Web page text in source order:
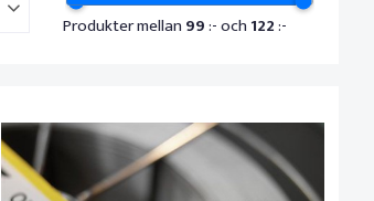
Produkter mellan 99:- och 122:-